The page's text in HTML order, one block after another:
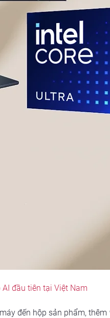
AI đầu tiên tại Việt Nam
đến hộp sản phẩm, thêm